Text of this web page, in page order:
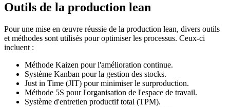
Outils de la production lean
Pour une mise en œuvre réussie de la production lean, divers outils
et méthodes sont utilisés pour optimiser les processus. Ceux-ci
incluent :
Méthode Kaizen pour l'amélioration continue.
Système Kanban pour la gestion des stocks.
Just in Time (JIT) pour minimiser le surproduction.
Méthode 5S pour l'organisation de l'espace de travail.
Système d'entretien productif total (TPM).